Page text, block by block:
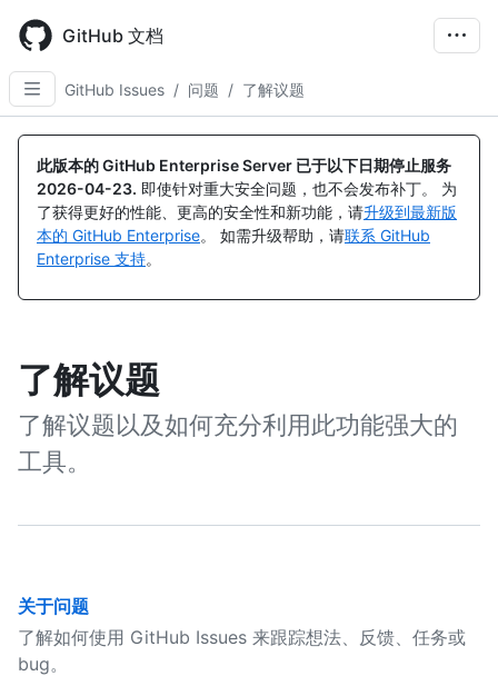
main
content
GitHub 文档
GitHub Issues / 问题 / 了解议题
此版本的 GitHub Enterprise Server 已于以下日期停止服务
2026-04-23. 即使针对重大安全问题，也不会发布补丁。 为
了获得更好的性能、更高的安全性和新功能，请升级到最新版
本的 GitHub Enterprise。 如需升级帮助，请联系 GitHub
Enterprise 支持。
了解议题
了解议题以及如何充分利用此功能强大的
工具。
关于问题
了解如何使用 GitHub Issues 来跟踪想法、反馈、任务或
bug。